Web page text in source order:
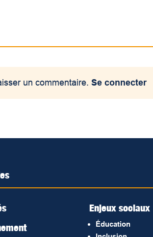
un commentaire.Se connecter
Enjeux sociaux
Éducation